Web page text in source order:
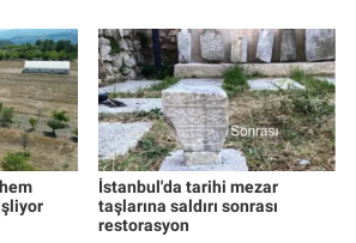
İstanbul'da tarihi mezar
taşlarına saldırı sonrası
restorasyon